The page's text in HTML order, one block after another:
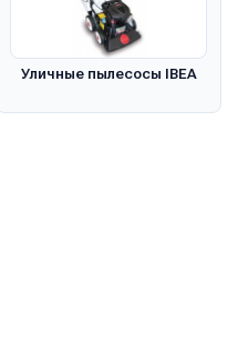
Уличные пылесосы IBEA